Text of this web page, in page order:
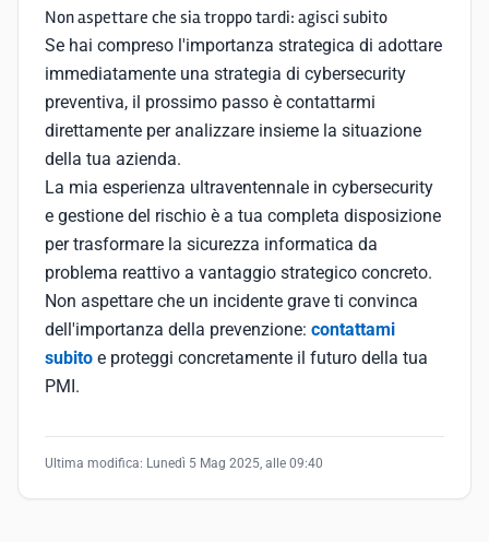
Non aspettare che sia troppo tardi: agisci subito
Se hai compreso l'importanza strategica di adottare
immediatamente una strategia di cybersecurity
preventiva, il prossimo passo è contattarmi
direttamente per analizzare insieme la situazione
della tua azienda.
La mia esperienza ultraventennale in cybersecurity
e gestione del rischio è a tua completa disposizione
per trasformare la sicurezza informatica da
problema reattivo a vantaggio strategico concreto.
Non aspettare che un incidente grave ti convinca
dell'importanza della prevenzione: contattami
subito e proteggi concretamente il futuro della tua
PMI.
Ultima modifica: Lunedì 5 Mag 2025, alle 09:40